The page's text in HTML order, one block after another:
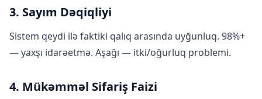
3. Sayım Dəqiqliyi
Sistem qeydi ilə faktiki qalıq arasında uyğunluq. 98%+
— yaxşı idarəetmə. Aşağı — itki/oğurluq problemi.
4. Mükəmməl Sifariş Faizi